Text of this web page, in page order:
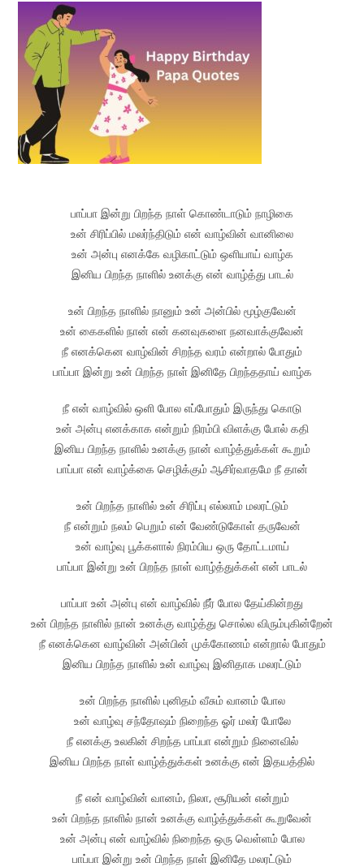
பாப்பா இன்று பிறந்த நாள் கொண்டாடும் நாழிகை
உன் சிரிப்பில் மலர்ந்திடும் என் வாழ்வின் வானிலை
உன் அன்பு எனக்கே வழிகாட்டும் ஒளியாய் வாழ்க
இனிய பிறந்த நாளில் உனக்கு என் வாழ்த்து பாடல்
உன் பிறந்த நாளில் நானும் உன் அன்பில் மூழ்குவேன்
உன் கைகளில் நான் என் கனவுகளை நனவாக்குவேன்
நீ எனக்கென வாழ்வின் சிறந்த வரம் என்றால் போதும்
பாப்பா இன்று உன் பிறந்த நாள் இனிதே பிறந்ததாய் வாழ்க
நீ என் வாழ்வில் ஒளி போல எப்போதும் இருந்து கொடு
உன் அன்பு எனக்காக என்றும் நிரம்பி விளக்கு போல் கதி
இனிய பிறந்த நாளில் உனக்கு நான் வாழ்த்துக்கள் கூறும்
பாப்பா என் வாழ்க்கை செழிக்கும் ஆசிர்வாதமே நீ தான்
உன் பிறந்த நாளில் உன் சிரிப்பு எல்லாம் மலரட்டும்
நீ என்றும் நலம் பெறும் என் வேண்டுகோள் தருவேன்
உன் வாழ்வு பூக்களால் நிரம்பிய ஒரு தோட்டமாய்
பாப்பா இன்று உன் பிறந்த நாள் வாழ்த்துக்கள் என் பாடல்
பாப்பா உன் அன்பு என் வாழ்வில் நீர் போல தேய்கின்றது
உன் பிறந்த நாளில் நான் உனக்கு வாழ்த்து சொல்ல விரும்புகின்றேன்
நீ எனக்கென வாழ்வின் அன்பின் முக்கோணம் என்றால் போதும்
இனிய பிறந்த நாளில் உன் வாழ்வு இனிதாக மலரட்டும்
உன் பிறந்த நாளில் புனிதம் வீசும் வானம் போல
உன் வாழ்வு சந்தோஷம் நிறைந்த ஓர் மலர் போலே
நீ எனக்கு உலகின் சிறந்த பாப்பா என்றும் நினைவில்
இனிய பிறந்த நாள் வாழ்த்துக்கள் உனக்கு என் இதயத்தில்
நீ என் வாழ்வின் வானம், நிலா, சூரியன் என்றும்
உன் பிறந்த நாளில் நான் உனக்கு வாழ்த்துக்கள் கூறுவேன்
உன் அன்பு என் வாழ்வில் நிறைந்த ஒரு வெள்ளம் போல
பாப்பா இன்று உன் பிறந்த நாள் இனிதே மலரட்டும்